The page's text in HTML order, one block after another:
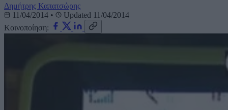
Δημήτρης Καπατσώρης
11/04/2014 •
Updated 11/04/2014
Κοινοποίηση: